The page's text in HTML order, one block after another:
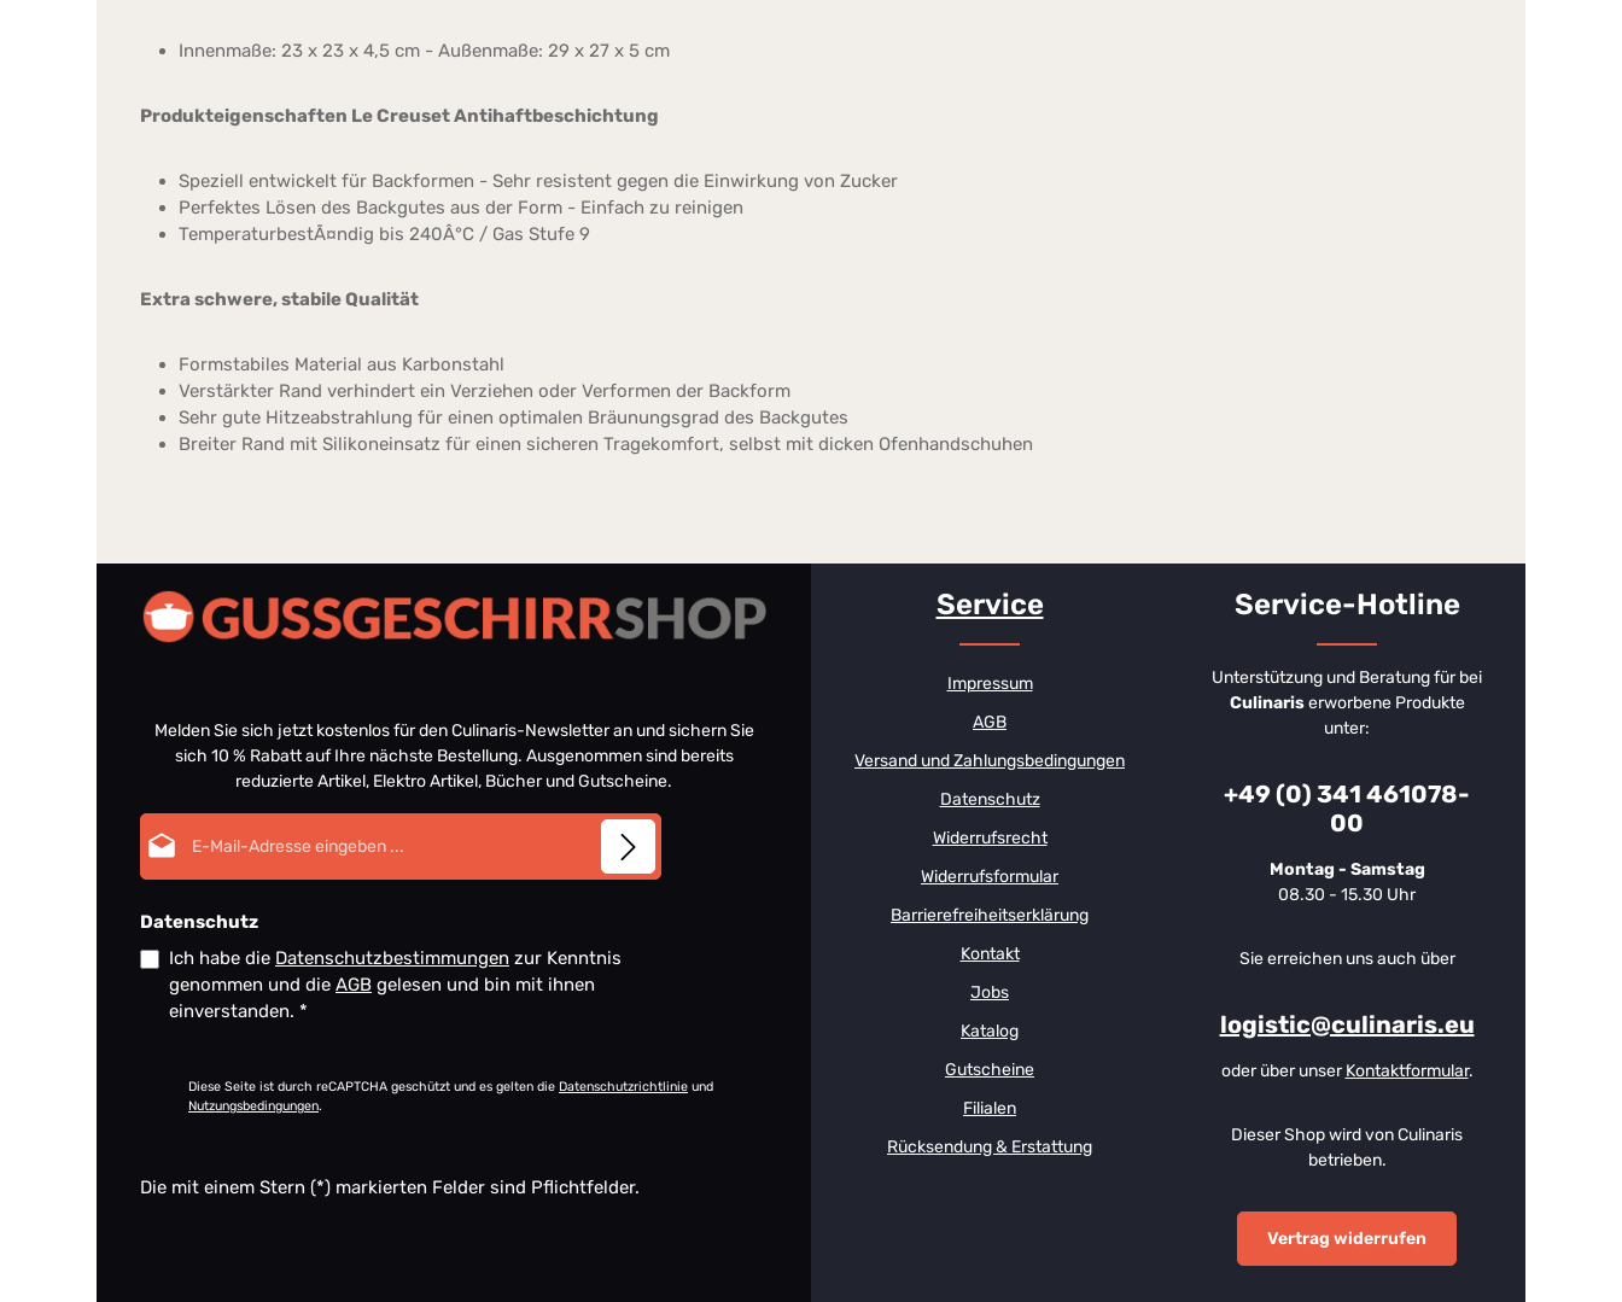
Innenmaße: 23 x 23 x 4,5 cm - Außenmaße: 29 x 27 x 5 cm
Produkteigenschaften Le Creuset Antihaftbeschichtung
Speziell entwickelt für Backformen - Sehr resistent gegen die Einwirkung von Zucker
Perfektes Lösen des Backgutes aus der Form - Einfach zu reinigen
TemperaturbestÃ¤ndig bis 240Â°C / Gas Stufe 9
Extra schwere, stabile Qualität
Formstabiles Material aus Karbonstahl
Verstärkter Rand verhindert ein Verziehen oder Verformen der Backform
Sehr gute Hitzeabstrahlung für einen optimalen Bräunungsgrad des Backgutes
Breiter Rand mit Silikoneinsatz für einen sicheren Tragekomfort, selbst mit dicken Ofenhandschuhen
Melden Sie sich jetzt kostenlos für den Culinaris-Newsletter an und sichern Sie
sich 10 % Rabatt auf Ihre nächste Bestellung. Ausgenommen sind bereits
reduzierte Artikel, Elektro Artikel, Bücher und Gutscheine.
Datenschutz
Ich habe die Datenschutzbestimmungen zur Kenntnis
genommen und die AGB gelesen und bin mit ihnen
einverstanden. *
Diese Seite ist durch reCAPTCHA geschützt und es gelten die Datenschutzrichtlinie und
Nutzungsbedingungen.
Die mit einem Stern (*) markierten Felder sind Pflichtfelder.
Service
Impressum
AGB
Versand und Zahlungsbedingungen
Datenschutz
Widerrufsrecht
Widerrufsformular
Barrierefreiheitserklärung
Kontakt
Jobs
Katalog
Gutscheine
Filialen
Rücksendung & Erstattung
Service-Hotline
Unterstützung und Beratung für bei
Culinariserworbene Produkte
unter:
+49 (0) 341 461078-
00
Montag - Samstag
08.30 - 15.30 Uhr
Sie erreichen uns auch über
logistic@culinaris.eu
oder über unserKontaktformular.
Dieser Shop wird von Culinaris
betrieben.
Vertrag widerrufen